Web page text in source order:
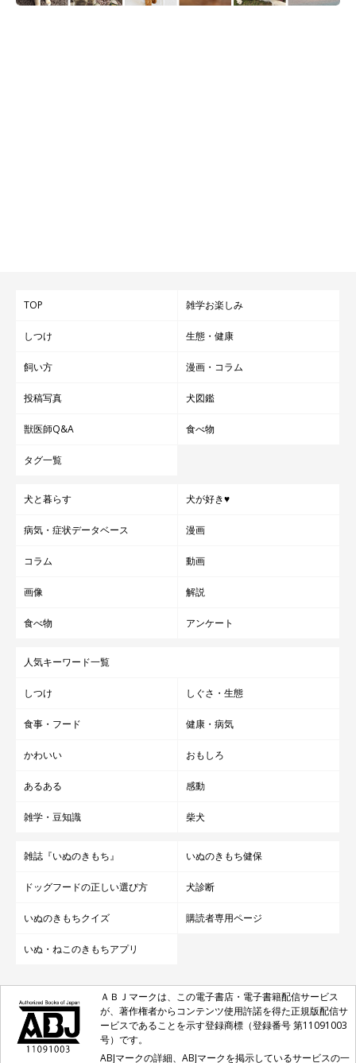
TOP 雑学お楽しみ
しつけ 生態・健康
飼い方 漫画・コラム
投稿写真 犬図鑑
獣医師Q&A 食べ物
タグ一覧
犬と暮らす 犬が好き♥
病気・症状データベース 漫画
コラム 動画
画像 解説
食べ物 アンケート
人気キーワード一覧
しつけ しぐさ・生態
食事・フード 健康・病気
かわいい おもしろ
あるある 感動
雑学・豆知識 柴犬
雑誌『いぬのきもち』 いぬのきもち健保
ドッグフードの正しい選び方 犬診断
いぬのきもちクイズ 購読者専用ページ
いぬ・ねこのきもちアプリ
ＡＢＪマークは、この電子書店・電子書籍配信サービス
が、著作権者からコンテンツ使用許諾を得た正規版配信サ
ービスであることを示す登録商標（登録番号 第11091003
号）です。
ABJマークの詳細、ABJマークを掲示しているサービスの一